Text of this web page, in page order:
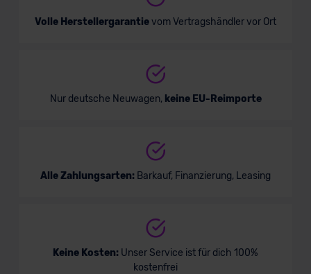
Volle Herstellergarantievom Vertragshändler vor Ort
Nur deutsche Neuwagen, keine EU-Reimporte
Alle Zahlungsarten: Barkauf, Finanzierung, Leasing
Keine Kosten: Unser Service ist für dich 100%
kostenfrei